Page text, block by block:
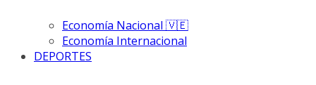
Economía Nacional 🇻🇪
Economía Internacional
DEPORTES